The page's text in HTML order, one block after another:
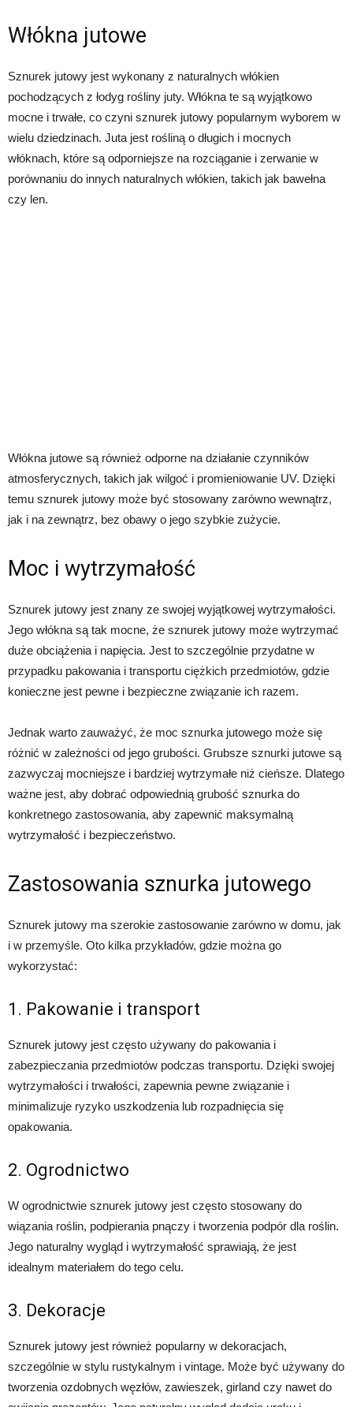
Włókna jutowe
Sznurek jutowy jest wykonany z naturalnych włókien
pochodzących z łodyg rośliny juty. Włókna te są wyjątkowo
mocne i trwałe, co czyni sznurek jutowy popularnym wyborem w
wielu dziedzinach. Juta jest rośliną o długich i mocnych
włóknach, które są odporniejsze na rozciąganie i zerwanie w
porównaniu do innych naturalnych włókien, takich jak bawełna
czy len.
Włókna jutowe są również odporne na działanie czynników
atmosferycznych, takich jak wilgoć i promieniowanie UV. Dzięki
temu sznurek jutowy może być stosowany zarówno wewnątrz,
jak i na zewnątrz, bez obawy o jego szybkie zużycie.
Moc i wytrzymałość
Sznurek jutowy jest znany ze swojej wyjątkowej wytrzymałości.
Jego włókna są tak mocne, że sznurek jutowy może wytrzymać
duże obciążenia i napięcia. Jest to szczególnie przydatne w
przypadku pakowania i transportu ciężkich przedmiotów, gdzie
konieczne jest pewne i bezpieczne związanie ich razem.
Jednak warto zauważyć, że moc sznurka jutowego może się
różnić w zależności od jego grubości. Grubsze sznurki jutowe są
zazwyczaj mocniejsze i bardziej wytrzymałe niż cieńsze. Dlatego
ważne jest, aby dobrać odpowiednią grubość sznurka do
konkretnego zastosowania, aby zapewnić maksymalną
wytrzymałość i bezpieczeństwo.
Zastosowania sznurka jutowego
Sznurek jutowy ma szerokie zastosowanie zarówno w domu, jak
i w przemyśle. Oto kilka przykładów, gdzie można go
wykorzystać:
1. Pakowanie i transport
Sznurek jutowy jest często używany do pakowania i
zabezpieczania przedmiotów podczas transportu. Dzięki swojej
wytrzymałości i trwałości, zapewnia pewne związanie i
minimalizuje ryzyko uszkodzenia lub rozpadnięcia się
opakowania.
2. Ogrodnictwo
W ogrodnictwie sznurek jutowy jest często stosowany do
wiązania roślin, podpierania pnączy i tworzenia podpór dla roślin.
Jego naturalny wygląd i wytrzymałość sprawiają, że jest
idealnym materiałem do tego celu.
3. Dekoracje
Sznurek jutowy jest również popularny w dekoracjach,
szczególnie w stylu rustykalnym i vintage. Może być używany do
tworzenia ozdobnych węzłów, zawieszek, girland czy nawet do